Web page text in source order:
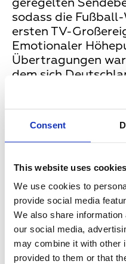
Consent
This website uses cookies
We use cookies to
provide social media
We also share
our social media,
may combine it with other
provided to them or that
geregelten
sodass die
ersten TV-
Emotionaler
Übertragungen
dem sich
Titel holte. Die
nicht nur große
auch für das
die Anzahl der bei
im Januar 1954 auf
Zeitweise waren
Hersteller
komplett